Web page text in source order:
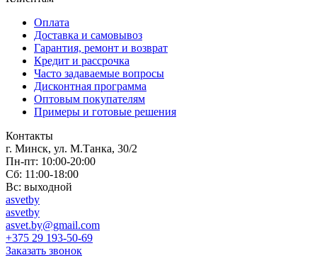
Оплата
Доставка и самовывоз
Гарантия, ремонт и возврат
Кредит и рассрочка
Часто задаваемые вопросы
Дисконтная программа
Оптовым покупателям
Примеры и готовые решения
Контакты
г. Минск, ул. М.Танка, 30/2
Пн-пт: 10:00-20:00
Сб: 11:00-18:00
Вс: выходной
asvetby
asvetby
asvet.by@gmail.com
+375 29 193-50-69
Заказать звонок